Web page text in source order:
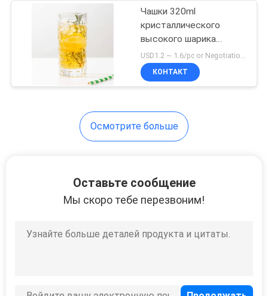
Чашки 320ml
кристаллического
высокого шарика
стеклянные выпивая
отжали Tumblers 11.2Oz
неэтилированные
КОНТАКТ
Осмотрите больше
Оставьте сообщение
Мы скоро тебе перезвоним!